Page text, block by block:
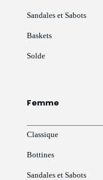
Sandales et Sabots
Baskets
Solde
Femme
Classique
Bottines
Sandales et Sabots